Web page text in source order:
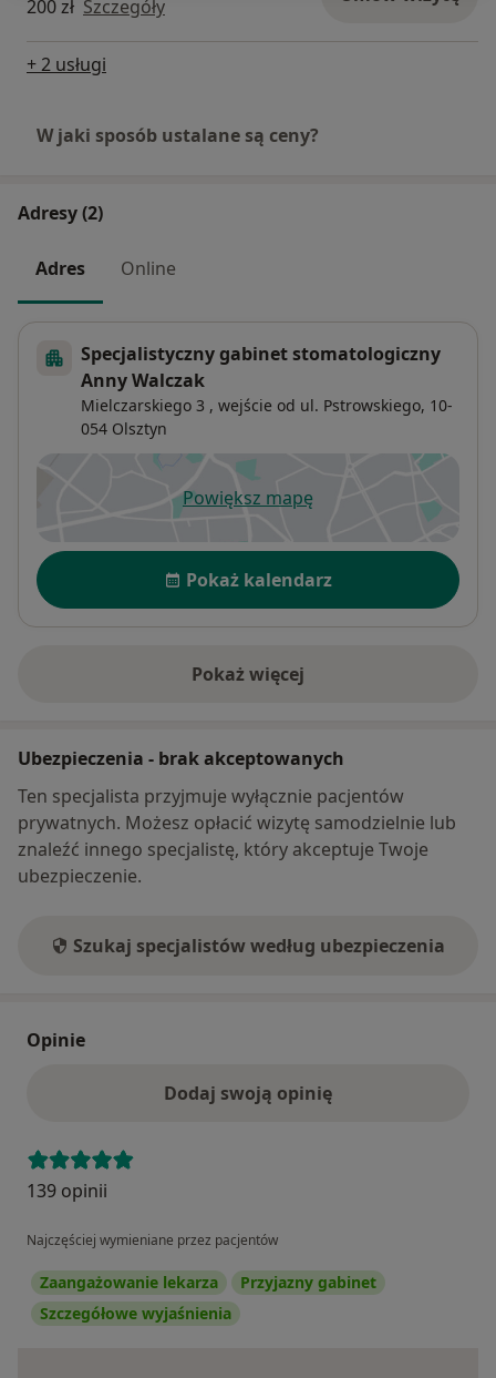
200 zł Szczegóły
+ 2 usługi
W jaki sposób ustalane są ceny?
Adresy (2)
Adres Online
Specjalistyczny gabinet stomatologiczny
Anny Walczak
Mielczarskiego 3 , wejście od ul. Pstrowskiego, 10-
054 Olsztyn
Powiększ mapęotwiera się w nowej karcie
Dostępność
Pokaż kalendarz
Pokaż więcej
o adresie
Ubezpieczenia - brak akceptowanych
Ten specjalista przyjmuje wyłącznie pacjentów
prywatnych. Możesz opłacić wizytę samodzielnie lub
znaleźć innego specjalistę, który akceptuje Twoje
ubezpieczenie.
Szukaj specjalistów według ubezpieczenia
Opinie
Dodaj swoją opinię
139 opinii
Najczęściej wymieniane przez pacjentów
Zaangażowanie lekarza
Przyjazny gabinet
Szczegółowe wyjaśnienia